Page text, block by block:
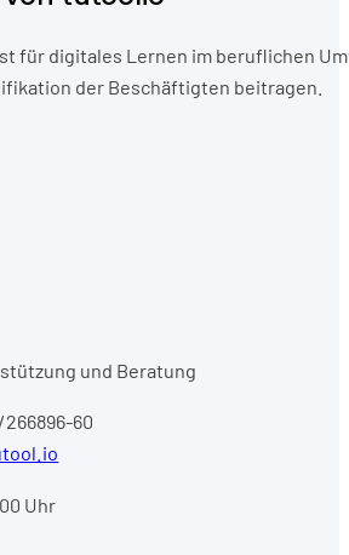
für digitales Lernen im beruflichen
der Beschäftigten beitragen.
und Beratung
60
Uhr